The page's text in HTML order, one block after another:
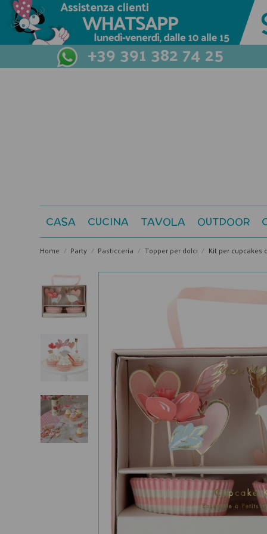
+39 391 382 74 25
CASA CUCINA TAVOLA OUTDOOR
Home Party Pasticceria Topper per dolci Kit per cupcakes